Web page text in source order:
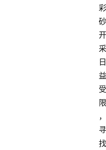
彩
砂
开
采
日
益
受
限
，
寻
找